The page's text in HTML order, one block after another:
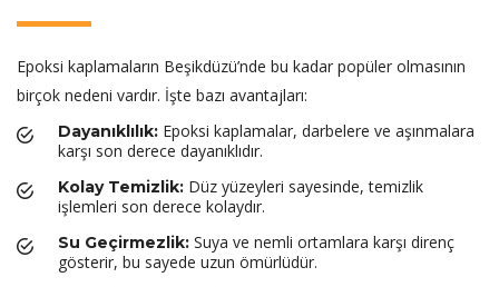
Epoksi kaplamaların Beşikdüzü’nde bu kadar popüler olmasının
birçok nedeni vardır. İşte bazı avantajları:
Dayanıklılık: Epoksi kaplamalar, darbelere ve aşınmalara
karşı son derece dayanıklıdır.
Kolay Temizlik: Düz yüzeyleri sayesinde, temizlik
işlemleri son derece kolaydır.
Su Geçirmezlik: Suya ve nemli ortamlara karşı direnç
gösterir, bu sayede uzun ömürlüdür.